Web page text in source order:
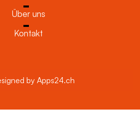
Über uns
Kontakt
by Apps24.ch